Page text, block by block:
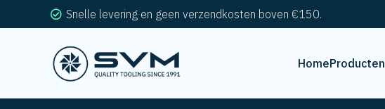
Snelle levering en geen verzendkosten boven €150.
HomeProducten